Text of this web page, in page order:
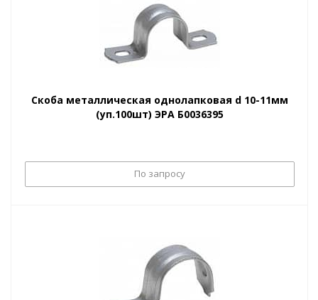
Скоба металлическая однолапковая d 10-11мм
(уп.100шт) ЭРА Б0036395
По запросу